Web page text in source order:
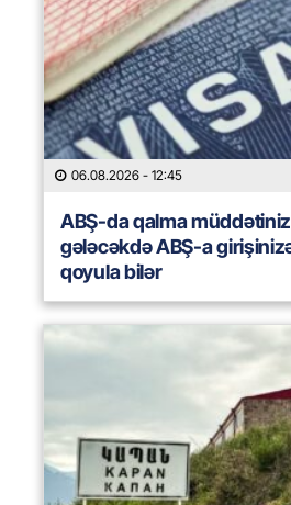
06.08.2026 - 12:45
ABŞ-da qalma
gələcəkdə ABŞ-a
qoyula bilər